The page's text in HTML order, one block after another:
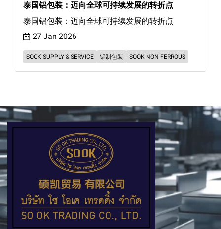
泰国铝包装：迈向全球可持续发展的转折点
泰国铝包装：迈向全球可持续发展的转折点
27 Jan 2026
SOOK SUPPLY & SERVICE 铝制包装 SOOK NON FERROUS